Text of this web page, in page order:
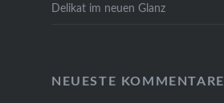
Delikat im neuen Glanz
NEUESTE KOMMENTARE